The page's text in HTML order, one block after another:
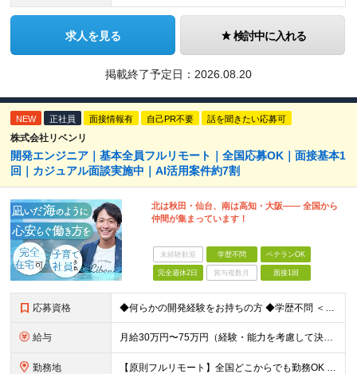
求人を見る 検討中に入れる
掲載終了予定日： 2026.08.20
NEW 正社員 面接情報有 自己PR不要 話を聞きたい応募可
株式会社リベンリ
開発エンジニア｜基本全員フルリモート｜全国応募OK｜面接基本1
回｜カジュアル面談実施中｜AI活用案件約7割
北は秋田・仙台、南は高知・大阪—— 全国から
仲間が集まっています！
未経験歓迎 学歴不問 ベテランOK
完全週休2日 賞与複数月 面接1回
応募資格 ◆何らかの開発経験をお持ちの方 ◆学歴不問 ＜特に歓迎する方＞ ◎リーダー経験・PM経験のある方（優遇します） ◎フルリモートでも自律的に動ける方 ◎自社サービスや受託開発にゆくゆく携わりたい方 ◎
給与 月給30万円〜75万円（経験・能力を考慮して決定） ※固定残業代20時間分（4.0〜10.2万円）含む／超過分は全額支給 ※経験・スキルを考慮のうえ決定いたします ※6ヶ月の試用期間あり。期間中の待遇
勤務地 【原則フルリモート】全国どこからでも勤務OK ※希望に応じてオフィス勤務も可能 ■本社（湘南本社） 神奈川県藤沢市辻堂神台2-2-1 アイクロス湘南8階 └JR東海道線「辻堂駅」徒歩3分 ■東北支